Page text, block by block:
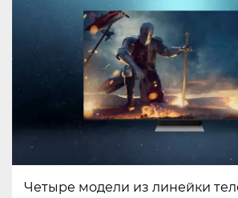
Четыре модели из линейки